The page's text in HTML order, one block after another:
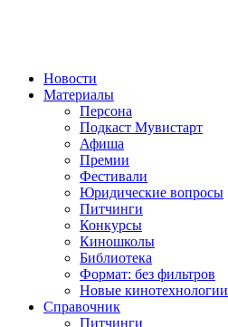
Новости
Материалы
Персона
Подкаст Мувистарт
Афиша
Премии
Фестивали
Юридические вопросы
Питчинги
Конкурсы
Киношколы
Библиотека
Формат: без фильтров
Новые кинотехнологии
Справочник
Питчинги